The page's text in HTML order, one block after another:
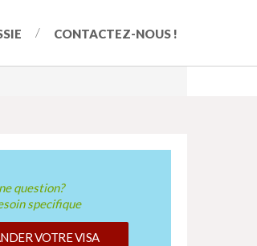
CONTACTEZ-NOUS !
question?
specifique
VOTRE VISA